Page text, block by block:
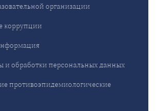
организации
коррупции
и обработки персональных данных
противоэпидемиологические